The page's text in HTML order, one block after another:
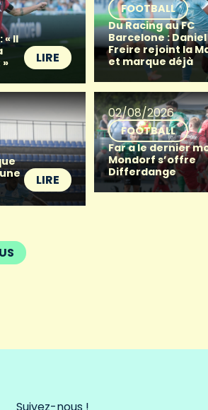
« Il
LIRE
FOOTBALL
Du Racing au FC
Barcelone : Daniel
Freire rejoint la
et marque déjà
LIRE
02/08/2026
FOOTBALL
Far a le dernier
Mondorf s’offre
Differdange
Suivez-nous !